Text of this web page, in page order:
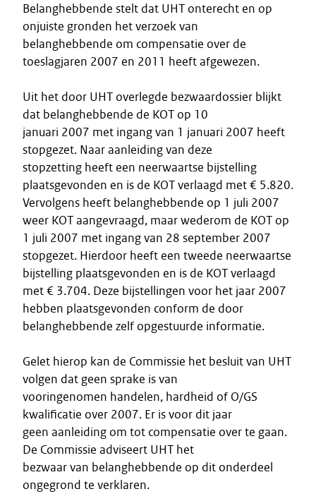
Belanghebbende stelt dat UHT onterecht en op
onjuiste gronden het verzoek van
belanghebbende om compensatie over de
toeslagjaren 2007 en 2011 heeft afgewezen.
Uit het door UHT overlegde bezwaardossier blijkt
dat belanghebbende de KOT op 10
januari 2007 met ingang van 1 januari 2007 heeft
stopgezet. Naar aanleiding van deze
stopzetting heeft een neerwaartse bijstelling
plaatsgevonden en is de KOT verlaagd met € 5.820.
Vervolgens heeft belanghebbende op 1 juli 2007
weer KOT aangevraagd, maar wederom de KOT op
1 juli 2007 met ingang van 28 september 2007
stopgezet. Hierdoor heeft een tweede neerwaartse
bijstelling plaatsgevonden en is de KOT verlaagd
met € 3.704. Deze bijstellingen voor het jaar 2007
hebben plaatsgevonden conform de door
belanghebbende zelf opgestuurde informatie.
Gelet hierop kan de Commissie het besluit van UHT
volgen dat geen sprake is van
vooringenomen handelen, hardheid of O/GS
kwalificatie over 2007. Er is voor dit jaar
geen aanleiding om tot compensatie over te gaan.
De Commissie adviseert UHT het
bezwaar van belanghebbende op dit onderdeel
ongegrond te verklaren.